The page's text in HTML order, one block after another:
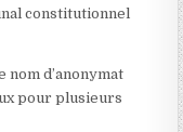
constitutionnel
nom d’anonymat
pour plusieurs